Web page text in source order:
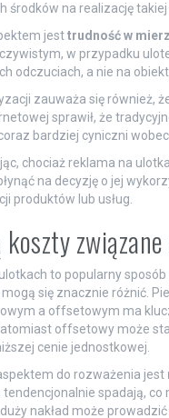
środków na realizację
jesttrudność w
w przypadku
odczuciach, a nie na
zauważa się również,
sprawił, że
bardziej cyniczni
chociaż reklama na
na decyzję o jej
produktów lub usług.
koszty
to popularny
się znacznie różnić.
a offsetowym ma
offsetowy może
cenie jednostkowej.
do rozważenia jest
spadają,
nakład może